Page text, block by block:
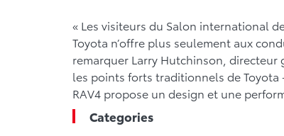
« Les visiteurs du Salon international
Toyota n’offre plus seulement aux
remarquer Larry Hutchinson, directeur
les points forts traditionnels de
RAV4 propose un design et une
Categories